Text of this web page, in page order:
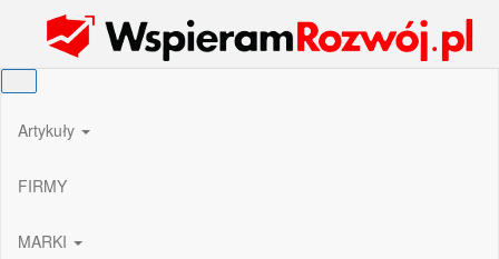
Wspieram Rozwój PL
Artykuły
FIRMY
MARKI